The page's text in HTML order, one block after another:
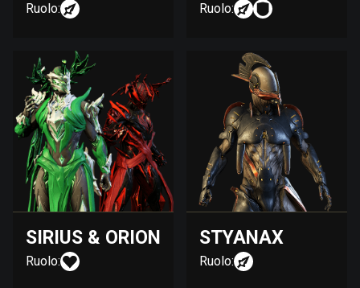
Ruolo: Ruolo:
SIRIUS & ORION
Ruolo:
STYANAX
Ruolo: